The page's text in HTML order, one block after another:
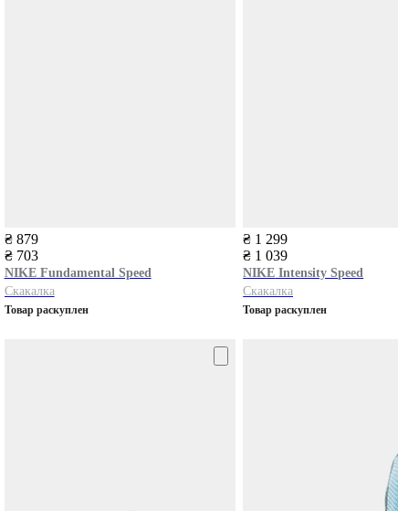
₴ 879
₴ 703
NIKEFundamental Speed
Скакалка
Товар раскуплен
₴ 1 299
₴ 1 039
NIKE Intensity Speed
Скакалка
Товар раскуплен